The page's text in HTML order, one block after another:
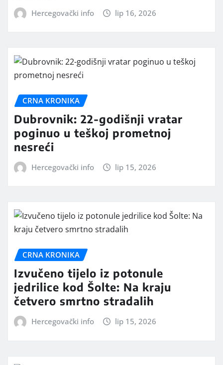
Hercegovački info lip 16, 2026
CRNA KRONIKA
Dubrovnik: 22-godišnji vratar
poginuo u teškoj prometnoj
nesreći
Hercegovački info lip 15, 2026
CRNA KRONIKA
Izvučeno tijelo iz potonule
jedrilice kod Šolte: Na kraju
četvero smrtno stradalih
Hercegovački info lip 15, 2026